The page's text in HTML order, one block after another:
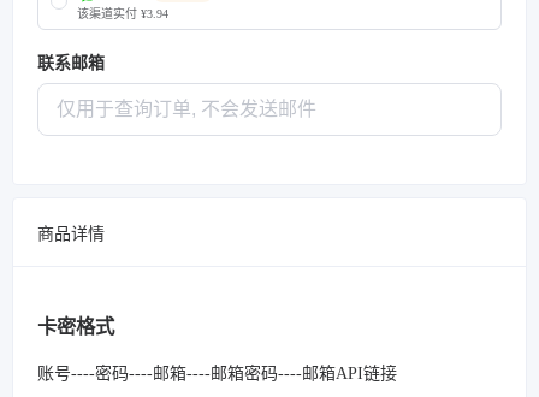
该渠道实付 ¥3.94
联系邮箱
商品详情
卡密格式
账号----密码----邮箱----邮箱密码----邮箱API链接